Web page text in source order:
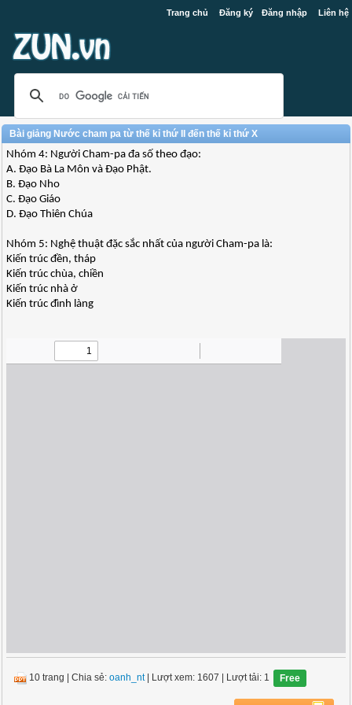
Trang chủ Đăng ký Đăng nhập Liên hệ
Bài giảng Nước cham pa từ thế kỉ thứ II đến thế kỉ thứ X
Nhóm 4: Người Cham-pa đa số theo đạo:
A. Đạo Bà La Môn và Đạo Phật.
B. Đạo Nho
C. Đạo Giáo
D. Đạo Thiên Chúa
Nhóm 5: Nghệ thuật đặc sắc nhất của người Cham-pa là:
Kiến trúc đền, tháp
Kiến trúc chùa, chiền
Kiến trúc nhà ở
Kiến trúc đình làng
10 trang |Chia sẻ:oanh_nt| Lượt xem: 1607 | Lượt tải: 1 Free